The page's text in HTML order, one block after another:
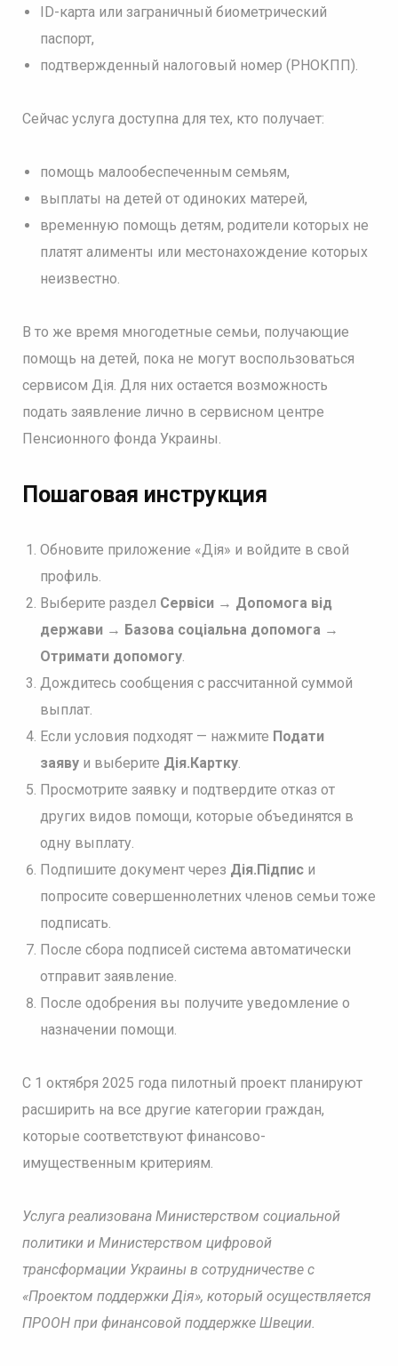
ID-карта или заграничный биометрический
паспорт,
подтвержденный налоговый номер (РНОКПП).
Сейчас услуга доступна для тех, кто получает:
помощь малообеспеченным семьям,
выплаты на детей от одиноких матерей,
временную помощь детям, родители которых не
платят алименты или местонахождение которых
неизвестно.
В то же время многодетные семьи, получающие
помощь на детей, пока не могут воспользоваться
сервисом Дія. Для них остается возможность
подать заявление лично в сервисном центре
Пенсионного фонда Украины.
Пошаговая инструкция
Обновите приложение «Дія» и войдите в свой
профиль.
Выберите раздел Сервіси → Допомога від
держави → Базова соціальна допомога →
Отримати допомогу.
Дождитесь сообщения с рассчитанной суммой
выплат.
Если условия подходят — нажмите Подати
заявуи выберите Дія.Картку.
Просмотрите заявку и подтвердите отказ от
других видов помощи, которые объединятся в
одну выплату.
Подпишите документ через Дія.Підписи
попросите совершеннолетних членов семьи тоже
подписать.
После сбора подписей система автоматически
отправит заявление.
После одобрения вы получите уведомление о
назначении помощи.
С 1 октября 2025 года пилотный проект планируют
расширить на все другие категории граждан,
которые соответствуют финансово-
имущественным критериям.
Услуга реализована Министерством социальной
политики и Министерством цифровой
трансформации Украины в сотрудничестве с
«Проектом поддержки Дія», который осуществляется
ПРООН при финансовой поддержке Швеции.